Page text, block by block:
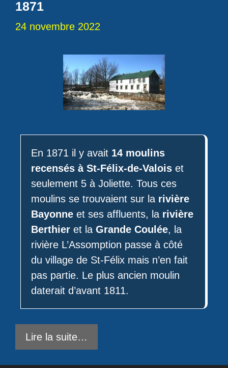
1871
24 novembre 2022
En 1871 il y avait 14 moulins
recensés à St-Félix-de-Valois et
seulement 5 à Joliette. Tous ces
moulins se trouvaient sur la rivière
Bayonne et ses affluents, la rivière
Berthier et la Grande Coulée, la
rivière L’Assomption passe à côté
du village de St-Félix mais n’en fait
pas partie. Le plus ancien moulin
daterait d’avant 1811.
Lire la suite…